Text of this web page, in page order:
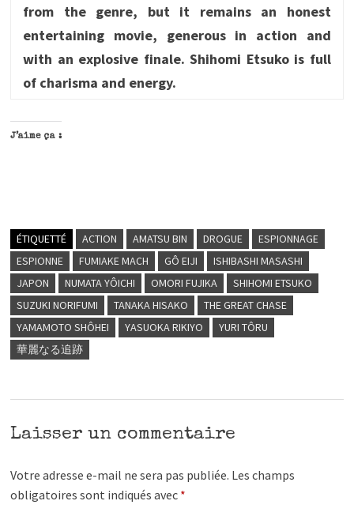
from the genre, but it remains an honest
entertaining movie, generous in action and
with an explosive finale. Shihomi Etsuko is full
of charisma and energy.
J’aime ça :
ÉTIQUETTÉ ACTION AMATSU BIN DROGUE
ESPIONNAGE
ESPIONNE
FUMIAKE MACH GÔ EIJI
ISHIBASHI MASASHI
JAPON
NUMATA YÔICHI OMORI FUJIKA
SHIHOMI ETSUKO
SUZUKI NORIFUMI
TANAKA HISAKO
THE GREAT CHASE
YAMAMOTO SHÔHEI
YASUOKA RIKIYO
YURI TÔRU
華麗なる追跡
Laisser un commentaire
Votre adresse e-mail ne sera pas publiée. Les champs
obligatoires sont indiqués avec *